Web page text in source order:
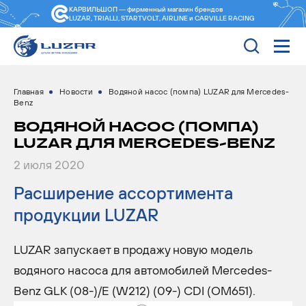
КАРВИЛЬШОП — фирменный магазин брендов
LUZAR, TRIALLI, STARTVOLT, AIRLINE и CARVILLE RACING
Главная Новости
Водяной насос (помпа) LUZAR для Mercedes-
Benz
ВОДЯНОЙ НАСОС (ПОМПА)
LUZAR ДЛЯ MERCEDES-BENZ
2 июля 2020
Расширение ассортимента
продукции LUZAR
LUZAR запускает в продажу новую модель
водяного насоса для автомобилей Mercedes-
Benz GLK (08-)/E (W212) (09-) CDI (OM651).